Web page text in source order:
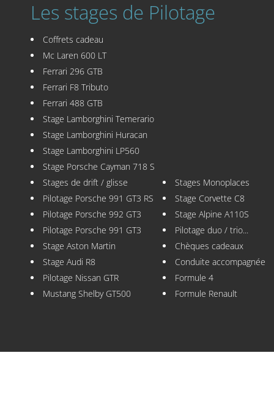
Les stages de Pilotage
Coffrets cadeau
Mc Laren 600 LT
Ferrari 296 GTB
Ferrari F8 Tributo
Ferrari 488 GTB
Stage Lamborghini Temerario
Stage Lamborghini Huracan
Stage Lamborghini LP560
Stage Porsche Cayman 718 S
Stages de drift / glisse
Pilotage Porsche 991 GT3 RS
Pilotage Porsche 992 GT3
Pilotage Porsche 991 GT3
Stage Aston Martin
Stage Audi R8
Pilotage Nissan GTR
Mustang Shelby GT500
Stages Monoplaces
Stage Corvette C8
Stage Alpine A110S
Pilotage duo / trio...
Chèques cadeaux
Conduite accompagnée
Formule 4
Formule Renault